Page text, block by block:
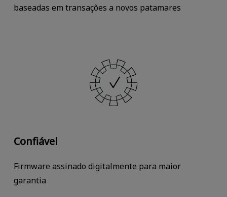
baseadas em transações a novos patamares
Confiável
Firmware assinado digitalmente para maior
garantia